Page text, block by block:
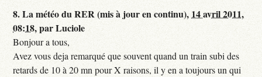
8.La météo du RER (mis à jour en continu), 14 avril 2011,
08:18,parLuciole
Bonjour a tous,
Avez vous deja remarqué que souvent quand un train subi des
retards de 10 à 20 mn pour X raisons, il y en a toujours un qui